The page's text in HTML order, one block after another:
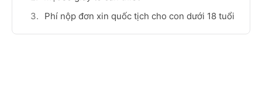
Phí nộp đơn xin quốc tịch cho con dưới 18 tuổi